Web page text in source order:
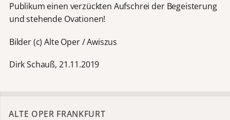
Publikum einen verzückten Aufschrei der Begeisterung
und stehende Ovationen!
Bilder (c) Alte Oper / Awiszus
Dirk Schauß, 21.11.2019
ALTE OPER FRANKFURT